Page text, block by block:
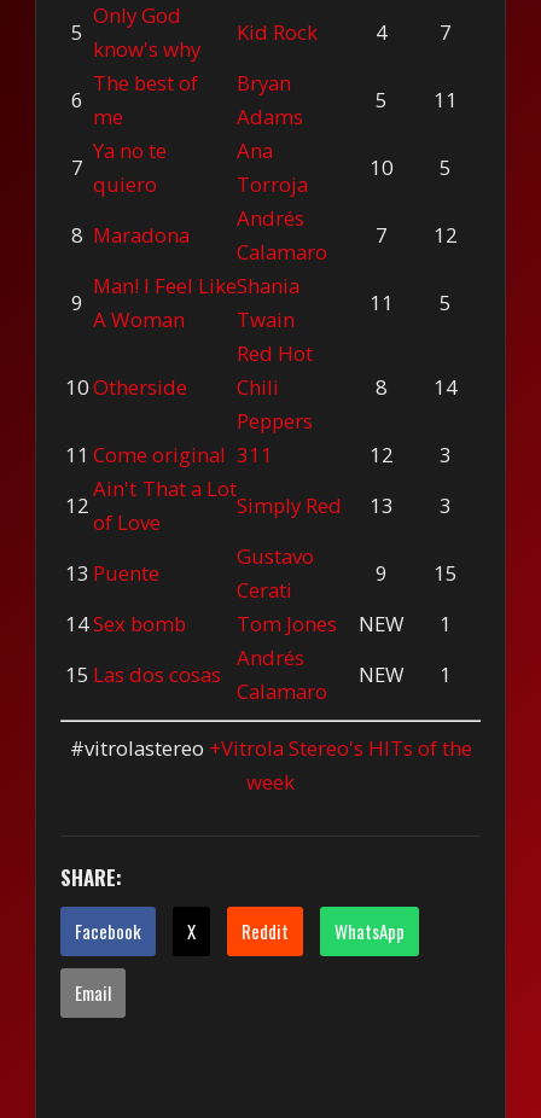
5
Only God
know's why
Kid Rock 4 7
6
The best of
me
Bryan
Adams
5 11
7
Ya no te
quiero
Ana
Torroja
10 5
8 Maradona
Andrés
Calamaro
7 12
9
Man! I Feel Like
A Woman
Shania
Twain
11 5
10Otherside
Red Hot
Chili
Peppers
8 14
11 Come original 311 12
3
12
Ain't That a Lot
of Love
Simply Red 13 3
13 Puente
Gustavo
Cerati
9
15
14Sex bomb Tom Jones NEW
1
15 Las dos cosas
Andrés
Calamaro
NEW 1
#vitrolastereo +Vitrola Stereo's HITs of the
week
SHARE:
Facebook X Reddit WhatsApp
Email